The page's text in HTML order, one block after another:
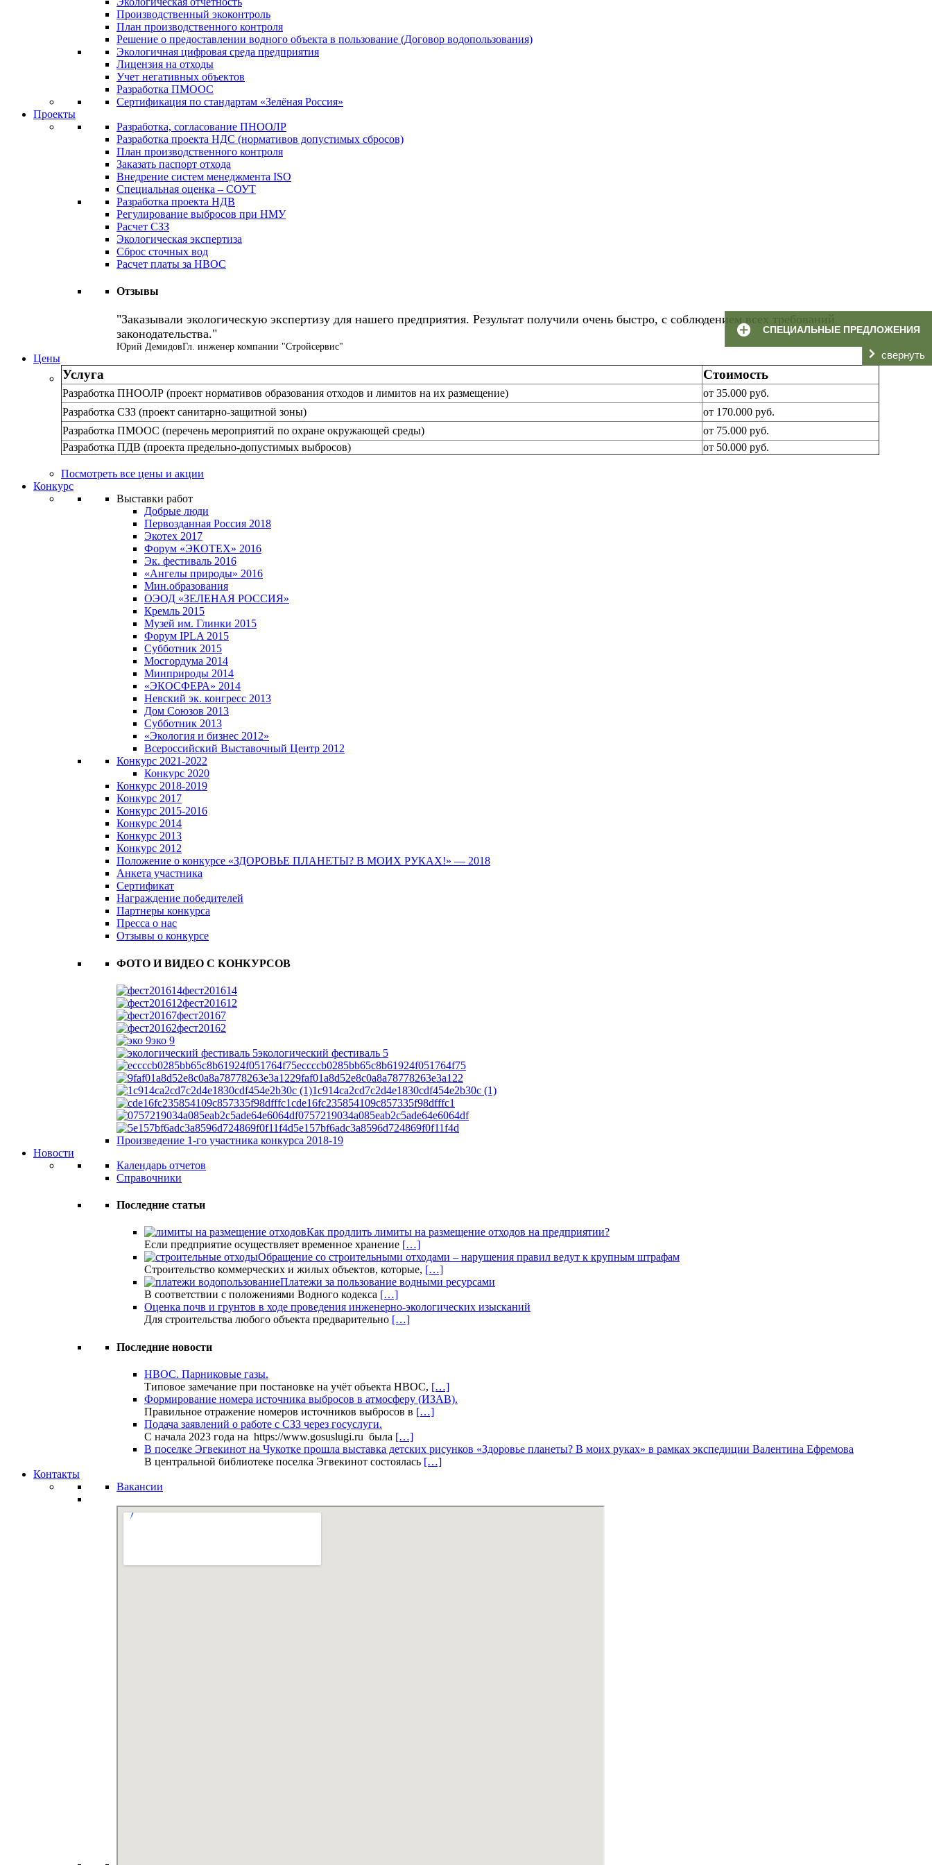
СПЕЦИАЛЬНЫЕ ПРЕДЛОЖЕНИЯ
свернуть
Производственный экоконтроль
План производственного контроля
Решение о предоставлении водного объекта в пользование (Договор водопользования)
Экологичная цифровая среда предприятия
Лицензия на отходы
Учет негативных объектов
Разработка ПМООС
Сертификация по стандартам «Зелёная Россия»
Проекты
Разработка, согласование ПНООЛР
Разработка проекта НДС (нормативов допустимых сбросов)
План производственного контроля
Заказать паспорт отхода
Внедрение систем менеджмента ISO
Специальная оценка – СОУТ
Разработка проекта НДВ
Регулирование выбросов при НМУ
Расчет СЗЗ
Экологическая экспертиза
Сброс сточных вод
Расчет платы за НВОС
Отзывы
Заказывали экологическую экспертизу для нашего предприятия. Результат получили очень быстро, с соблюдением всех требований
законодательства.
Юрий ДемидовГл. инженер компании "Стройсервис"
Цены
Услуга Стоимость
Разработка ПНООЛР (проект нормативов образования отходов и лимитов на их размещение)
от 35.000 руб.
Разработка СЗЗ (проект санитарно-защитной зоны)
от 170.000 руб.
Разработка ПМООС (перечень мероприятий по охране окружающей среды)
от 75.000 руб.
Разработка ПДВ (проекта предельно-допустимых выбросов)
от 50.000 руб.
Посмотреть все цены и акции
Конкурс
Выставки работ
Добрые люди
Первозданная Россия 2018
Экотех 2017
Форум «ЭКОТЕХ» 2016
Эк. фестиваль 2016
«Ангелы природы» 2016
Мин.образования
ОЭОД «ЗЕЛЕНАЯ РОССИЯ»
Кремль 2015
Музей им. Глинки 2015
Форум IPLA 2015
Субботник 2015
Мосгордума 2014
Минприроды 2014
«ЭКОСФЕРА» 2014
Невский эк. конгресс 2013
Дом Союзов 2013
Субботник 2013
«Экология и бизнес 2012»
Всероссийский Выставочный Центр 2012
Конкурс 2021-2022
Конкурс 2020
Конкурс 2018-2019
Конкурс 2017
Конкурс 2015-2016
Конкурс 2014
Конкурс 2013
Конкурс 2012
Положение о конкурсе «ЗДОРОВЬЕ ПЛАНЕТЫ? В МОИХ РУКАХ!» — 2018
Анкета участника
Сертификат
Награждение победителей
Партнеры конкурса
Пресса о нас
Отзывы о конкурсе
ФОТО И ВИДЕО С КОНКУРСОВ
фест201614
фест201612
фест20167
фест20162
эко 9
экологический фестиваль 5
eccccb0285bb65c8b61924f051764f75
9faf01a8d52e8c0a8a78778263e3a122
1c914ca2cd7c2d4e1830cdf454e2b30c (1)
cde16fc235854109c857335f98dfffc1
0757219034a085eab2c5ade64e6064df
5e157bf6adc3a8596d724869f0f11f4d
Произведение 1-го участника конкурса 2018-19
Новости
Календарь отчетов
Справочники
Последние статьи
Как продлить лимиты на размещение отходов на предприятии?
Если предприятие осуществляет временное хранение […]
Обращение со строительными отходами – нарушения правил ведут к крупным штрафам
Строительство коммерческих и жилых объектов, которые, […]
Платежи за пользование водными ресурсами
В соответствии с положениями Водного кодекса […]
Оценка почв и грунтов в ходе проведения инженерно-экологических изысканий
Для строительства любого объекта предварительно […]
Последние новости
НВОС. Парниковые газы.
Типовое замечание при постановке на учёт объекта НВОС, […]
Формирование номера источника выбросов в атмосферу (ИЗАВ).
Правильное отражение номеров источников выбросов в […]
Подача заявлений о работе с СЗЗ через госуслуги.
С начала 2023 года на https://www.gosuslugi.ru была […]
В поселке Эгвекинот на Чукотке прошла выставка детских рисунков «Здоровье планеты? В моих руках» в рамках экспедиции Валентина Ефремова
В центральной библиотеке поселка Эгвекинот состоялась […]
Контакты
Вакансии